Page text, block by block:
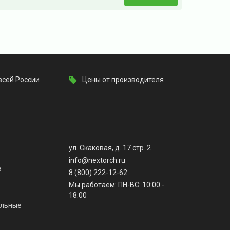
России Цены от производителя
ул. Скаковая, д. 17 стр. 2
info@nextorch.ru
8 (800) 222-12-62
Мы работаем: ПН-ВС: 10:00 -
18:00